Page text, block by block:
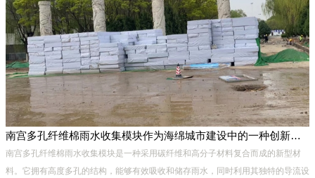
南宫多孔纤维棉雨水收集模块作为海绵城市建设中的一种创新材料
南宫多孔纤维棉雨水收集模块是一种采用碳纤维和高分子材料复合而成的新型材
料。它拥有高度多孔的结构，能够有效吸收和储存雨水，同时利用其独特的导流设